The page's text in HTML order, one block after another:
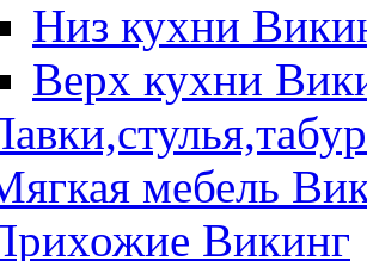
Низ кухни
Верх кухни
мебель
Викинг